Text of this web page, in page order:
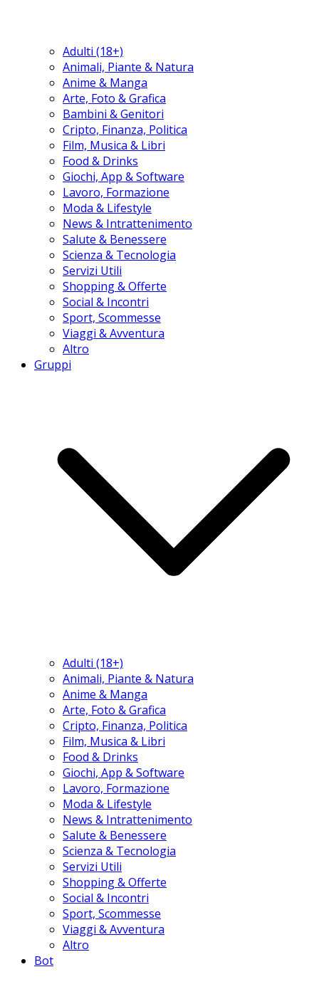
Adulti (18+)
Animali, Piante & Natura
Anime & Manga
Arte, Foto & Grafica
Bambini & Genitori
Cripto, Finanza, Politica
Film, Musica & Libri
Food & Drinks
Giochi, App & Software
Lavoro, Formazione
Moda & Lifestyle
News & Intrattenimento
Salute & Benessere
Scienza & Tecnologia
Servizi Utili
Shopping & Offerte
Social & Incontri
Sport, Scommesse
Viaggi & Avventura
Altro
Gruppi
Adulti (18+)
Animali, Piante & Natura
Anime & Manga
Arte, Foto & Grafica
Cripto, Finanza, Politica
Film, Musica & Libri
Food & Drinks
Giochi, App & Software
Lavoro, Formazione
Moda & Lifestyle
News & Intrattenimento
Salute & Benessere
Scienza & Tecnologia
Servizi Utili
Shopping & Offerte
Social & Incontri
Sport, Scommesse
Viaggi & Avventura
Altro
Bot